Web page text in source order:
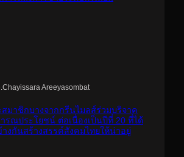
Chayissara Areeyasombat
สมาชิกบางจากกรีนไมลส์ร่วมบริจาค
รณประโยชน์ ต่อเนื่องเป็นปีที่ 20 ที่ได้
างกันสร้างสรรค์สังคมไทยให้น่าอยู่